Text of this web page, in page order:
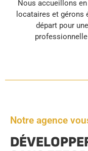
Nous accueillons
locataires et gérons
départ pour
Notre agence